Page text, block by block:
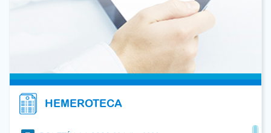
Se traspasa Clínica Dental en el centro de Zaragoza
con 25 años de antigüedad. La Clínica dispone de
recepción-sala de espera, un gabinete con sillón y RX
intraoral con posibilidad de escáner intraoral. Sala de
RX con Ortopantomógrafo. No hay posibilidad de
ampliar. Interesados: 656922942
Se traspasa Clínica instalada completamente con
laboratorio, quirófano, sala REA, sala de lavado. Toda la
Clínica tiene instalación finalizada de gases. Aires
HEMEROTECA